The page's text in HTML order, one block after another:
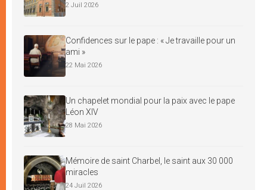
2 Juil 2026
Confidences sur le pape : « Je travaille pour un
ami »
22 Mai 2026
Un chapelet mondial pour la paix avec le pape
Léon XIV
28 Mai 2026
Mémoire de saint Charbel, le saint aux 30 000
miracles
24 Juil 2026